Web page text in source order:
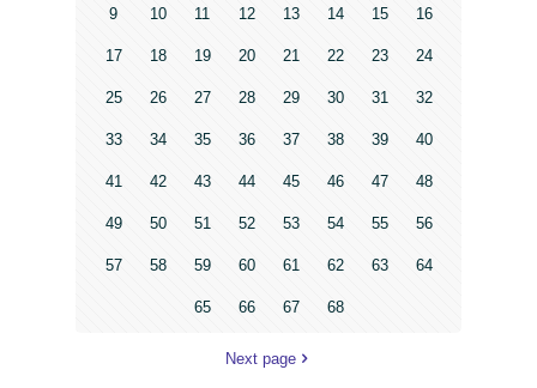
9 10 11 12 13 14 15 16
17 18 19 20 21 22 23 24
25 26 27 28 29 30 31 32
33 34 35 36 37 38 39 40
41 42 43 44 45 46 47 48
49 50 51 52 53 54 55 56
57 58 59 60 61 62 63 64
65 66 67 68
Next page